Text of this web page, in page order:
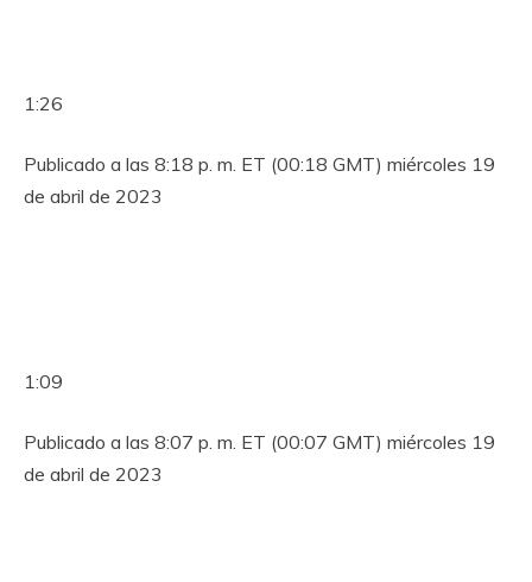
1:26
Publicado a las 8:18 p. m. ET (00:18 GMT) miércoles 19
de abril de 2023
1:09
Publicado a las 8:07 p. m. ET (00:07 GMT) miércoles 19
de abril de 2023